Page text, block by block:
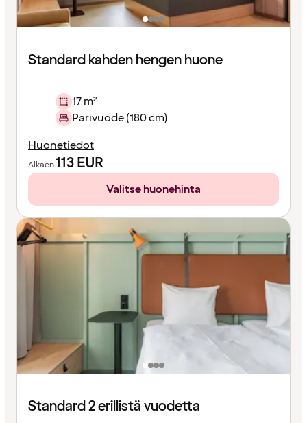
Standard kahden hengen huone
17 m²
Parivuode (180 cm)
Huonetiedot
Alkaen113EUR
Valitse huonehinta
Standard 2 erillistä vuodetta